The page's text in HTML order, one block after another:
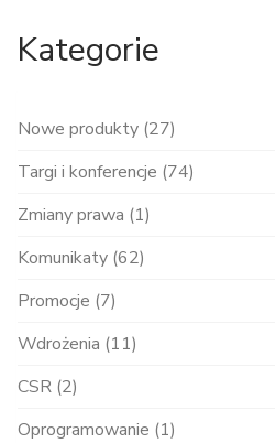
Kategorie
Nowe produkty (27)
Targi i konferencje (74)
Zmiany prawa (1)
Komunikaty (62)
Promocje (7)
Wdrożenia (11)
CSR (2)
Oprogramowanie (1)